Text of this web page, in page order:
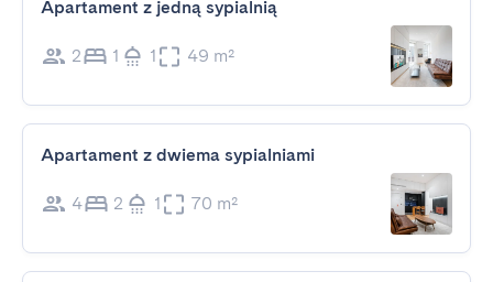
Apartament z jedną sypialnią
2 1 1 49 m²
Apartament z dwiema sypialniami
4 2 1 70 m²